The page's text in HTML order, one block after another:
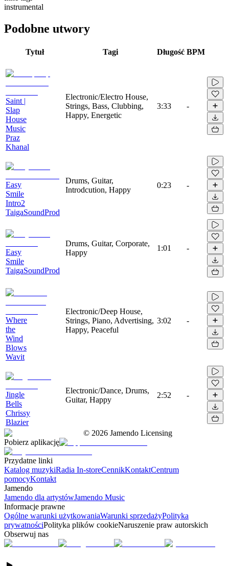
instrumental
Podobne utwory
Tytuł Tagi Długość BPM
Saint |
Slap
House
Music
Praz
Khanal
Electronic/Electro House,
Strings, Bass, Clubbing,
Happy, Energetic
3:33 -
Easy
Smile
Intro2
TaigaSoundProd
Drums, Guitar,
Introdcution, Happy
0:23 -
Easy
Smile
TaigaSoundProd
Drums, Guitar, Corporate,
Happy
1:01 -
Where
the
Wind
Blows
Wavit
Electronic/Deep House,
Strings, Piano, Advertising,
Happy, Peaceful
3:02 -
Jingle
Bells
Chrissy
Blazier
Electronic/Dance, Drums,
Guitar, Happy
2:52 -
© 2026 Jamendo Licensing
Pobierz aplikację
Przydatne linki
Katalog muzykiRadia In-storeCennikKontaktCentrum
pomocyKontakt
Jamendo
Jamendo dla artystówJamendo Music
Informacje prawne
Ogólne warunki użytkowaniaWarunki sprzedażyPolityka
prywatnościPolityka plików cookieNaruszenie praw autorskich
Obserwuj nas